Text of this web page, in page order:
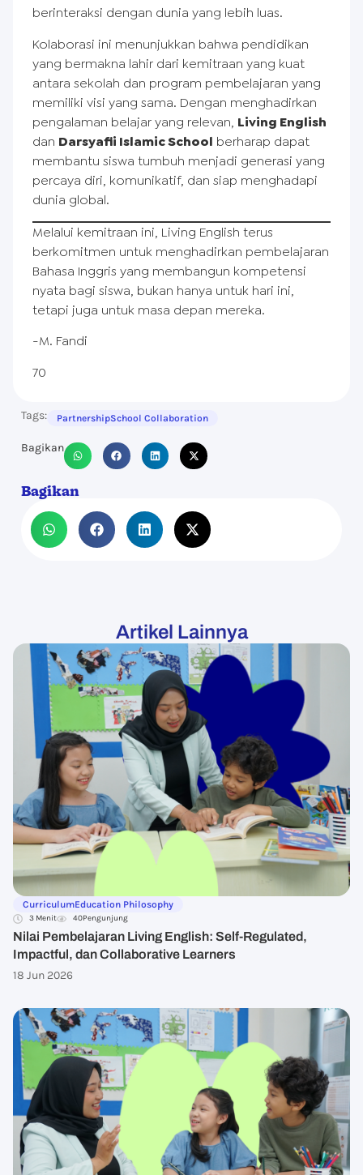
berinteraksi dengan dunia yang lebih luas.
Kolaborasi ini menunjukkan bahwa pendidikan
yang bermakna lahir dari kemitraan yang kuat
antara sekolah dan program pembelajaran yang
memiliki visi yang sama. Dengan menghadirkan
pengalaman belajar yang relevan, Living English
dan Darsyafii Islamic School berharap dapat
membantu siswa tumbuh menjadi generasi yang
percaya diri, komunikatif, dan siap menghadapi
dunia global.
Melalui kemitraan ini, Living English terus
berkomitmen untuk menghadirkan pembelajaran
Bahasa Inggris yang membangun kompetensi
nyata bagi siswa, bukan hanya untuk hari ini,
tetapi juga untuk masa depan mereka.
-M. Fandi
70
Tags: PartnershipSchool Collaboration
Bagikan
Bagikan
Artikel Lainnya
CurriculumEducation Philosophy
3 Menit 40Pengunjung
Nilai Pembelajaran Living English: Self-Regulated,
Impactful, dan Collaborative Learners
18 Jun 2026